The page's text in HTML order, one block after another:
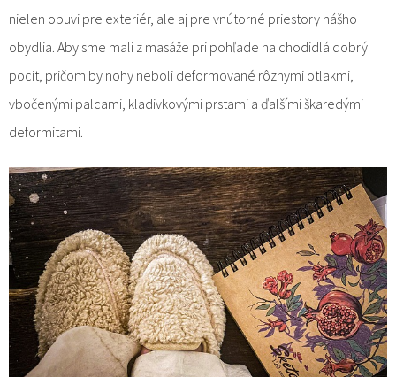
nielen obuvi pre exteriér, ale aj pre vnútorné priestory nášho
obydlia. Aby sme mali z masáže pri pohľade na chodidlá dobrý
pocit, pričom by nohy neboli deformované rôznymi otlakmi,
vbočenými palcami, kladivkovými prstami a ďalšími škaredými
deformitami.